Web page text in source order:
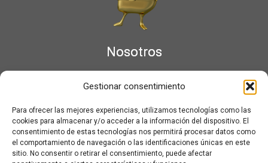
Gestionar consentimiento
Para ofrecer las mejores experiencias, utilizamos tecnologías como las
cookies para almacenar y/o acceder a la información del dispositivo. El
consentimiento de estas tecnologías nos permitirá procesar datos como
el comportamiento de navegación o las identificaciones únicas en este
sitio. No consentir o retirar el consentimiento, puede afectar
Nosotros
Aviso legal
Más información sobre las cookies
Noticias al correo
Política de cookies
Política de cookies (UE)